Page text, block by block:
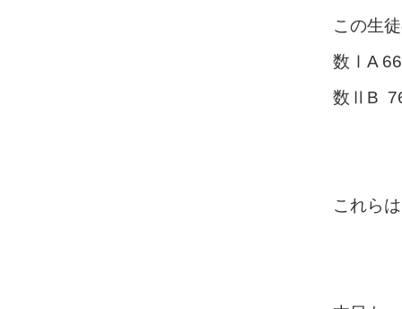
この生
数ⅠA
数ⅡB
これら